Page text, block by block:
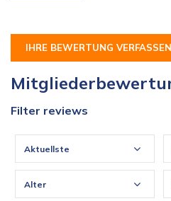
IHRE BEWERTUNG VERFASSEN
Filter reviews
Aktuellste
Alter